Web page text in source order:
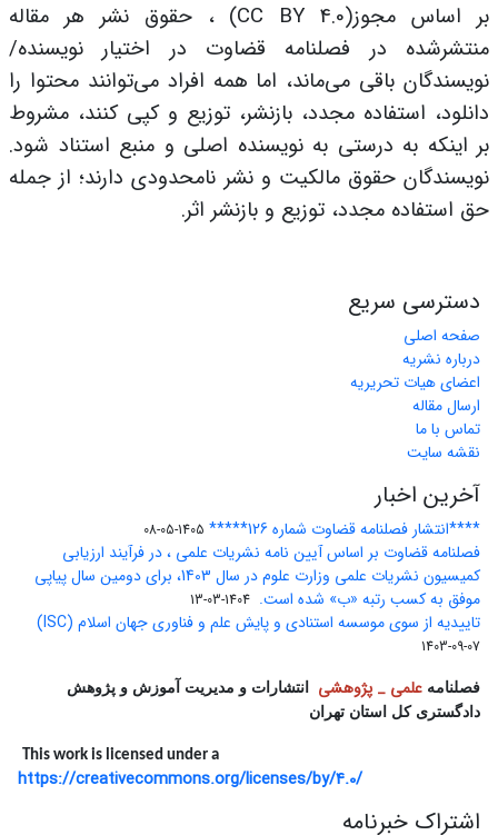
بر اساس مجوز(CC BY 4.0)، حقوق نشر هر مقاله
منتشرشده در فصلنامه قضاوت در اختیار نویسنده/
نویسندگان باقی می‌ماند، اما همه افراد می‌توانند محتوا را
دانلود، استفاده مجدد، بازنشر، توزیع و کپی کنند، مشروط
بر اینکه به درستی به نویسنده اصلی و منبع استناد شود.
نویسندگان حقوق مالکیت و نشر نامحدودی دارند؛ از جمله
حق استفاده مجدد، توزیع و بازنشر اثر.
دسترسی سریع
صفحه اصلی
درباره نشریه
اعضای هیات تحریریه
ارسال مقاله
تماس با ما
نقشه سایت
آخرین اخبار
****انتشار فصلنامه قضاوت شماره 126***** 1405-05-08
فصلنامه قضاوت بر اساس آیین نامه نشریات علمی ، در فرآیند ارزیابی
کمیسیون نشریات علمی وزارت علوم در سال 1403، برای دومین سال پیاپی
موفق به کسب رتبه «ب» شده است. 1404-03-13
تاییدیه از سوی موسسه استنادی و پایش علم و فناوری جهان اسلام (ISC)
1403-09-07
فصلنامه علمی _ پژوهشی
انتشارات و مدیریت آموزش و پژوهش
دادگستری کل استان تهران
This work is licensed under a
https://creativecommons.org/licenses/by/4.0/
اشتراک خبرنامه